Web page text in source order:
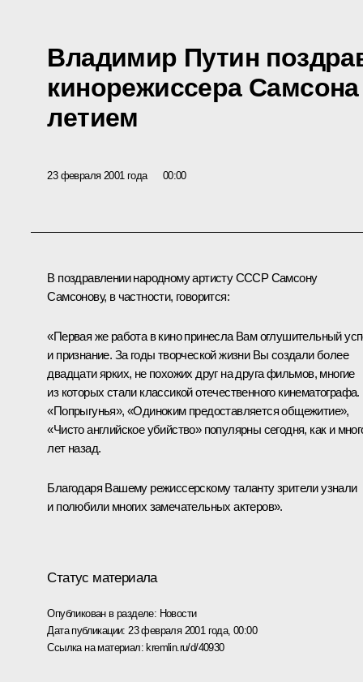
Владимир Путин
кинорежиссера
летием
23 февраля 2001 года 00:00
В поздравлении народному артисту СССР Самсону
Самсонову, в частности, говорится:
«Первая же работа в кино принесла Вам оглушительный
и признание. За годы творческой жизни Вы создали более
двадцати ярких, не похожих друг на друга фильмов, многие
из которых стали классикой отечественного кинематографа.
«Попрыгунья», «Одиноким предоставляется общежитие»,
«Чисто английское убийство» популярны сегодня, как и
лет назад.
Благодаря Вашему режиссерскому таланту зрители узнали
и полюбили многих замечательных актеров».
Статус материала
Опубликован в разделе: Новости
Дата публикации: 23 февраля 2001 года, 00:00
Ссылка на материал:kremlin.ru/d/40930